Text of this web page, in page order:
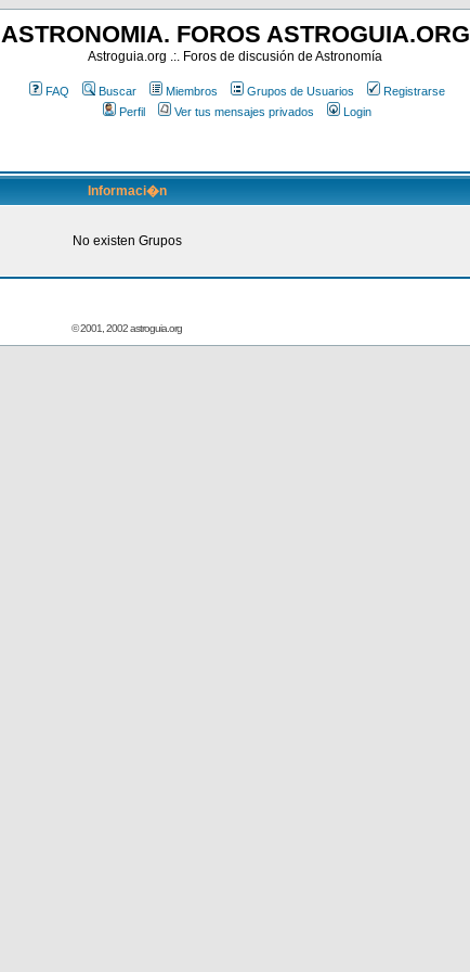
ASTRONOMIA. FOROS ASTROGUIA.ORG
Astroguia.org .:. Foros de discusión de Astronomía
FAQ Buscar Miembros Grupos de Usuarios
Registrarse
Perfil
Ver tus mensajes privados Login
Informaci�n
No existen Grupos
© 2001, 2002 astroguia.org